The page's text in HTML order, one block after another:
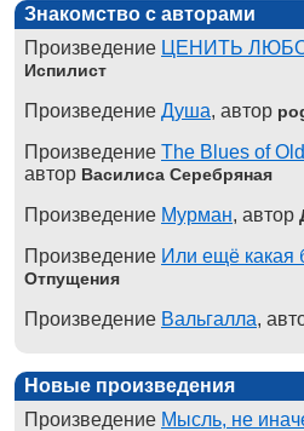
Знакомство с авторами
Произведение ЦЕНИТЬ
Испилист
Произведение Душа, автор
Произведение The Blues of
автор Василиса Серебряная
Произведение Мурман, автор
Произведение Или ещё какая
Отпущения
Произведение Вальгалла,
Новые произведения
Произведение Мысль, не